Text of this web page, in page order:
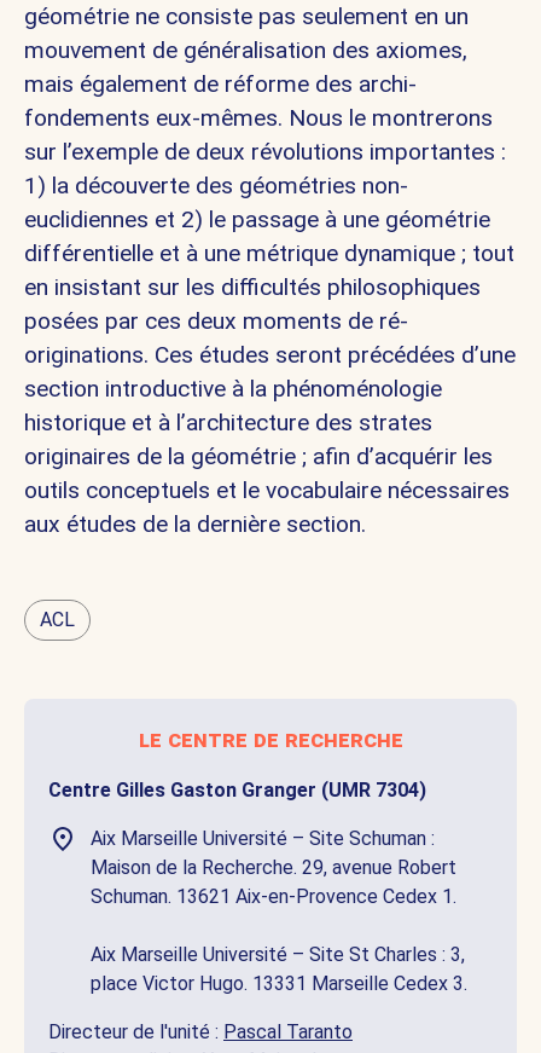
géométrie ne consiste pas seulement en un
mouvement de généralisation des axiomes,
mais également de réforme des archi-
fondements eux-mêmes. Nous le montrerons
sur l’exemple de deux révolutions importantes :
1) la découverte des géométries non-
euclidiennes et 2) le passage à une géométrie
différentielle et à une métrique dynamique ; tout
en insistant sur les difficultés philosophiques
posées par ces deux moments de ré-
originations. Ces études seront précédées d’une
section introductive à la phénoménologie
historique et à l’architecture des strates
originaires de la géométrie ; afin d’acquérir les
outils conceptuels et le vocabulaire nécessaires
aux études de la dernière section.
ACL
le centre de recherche
Centre Gilles Gaston Granger (UMR 7304)
Aix Marseille Université – Site Schuman :
Maison de la Recherche. 29, avenue Robert
Schuman. 13621 Aix-en-Provence Cedex 1.
Aix Marseille Université – Site St Charles : 3,
place Victor Hugo. 13331 Marseille Cedex 3.
Directeur de l'unité : Pascal Taranto